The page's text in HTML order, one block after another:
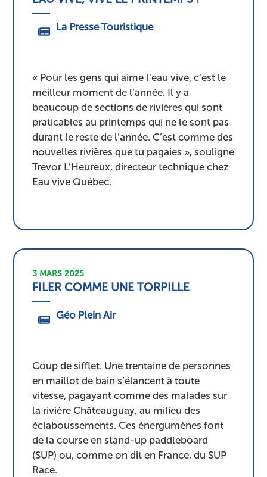
La Presse Touristique
« Pour les gens qui aime l’eau vive, c’est le
meilleur moment de l’année. Il y a
beaucoup de sections de rivières qui sont
praticables au printemps qui ne le sont pas
durant le reste de l’année. C’est comme des
nouvelles rivières que tu pagaies », souligne
Trevor L’Heureux, directeur technique chez
Eau vive Québec.
3 MARS 2025
FILER COMME UNE TORPILLE
Géo Plein Air
Coup de sifflet. Une trentaine de personnes
en maillot de bain s’élancent à toute
vitesse, pagayant comme des malades sur
la rivière Châteauguay, au milieu des
éclaboussements. Ces énergumènes font
de la course en stand-up paddleboard
(SUP) ou, comme on dit en France, du SUP
Race.